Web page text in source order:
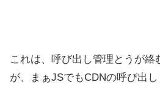
これは、呼び出し管理とうが絡
が、まぁJSでもCDNの呼び出